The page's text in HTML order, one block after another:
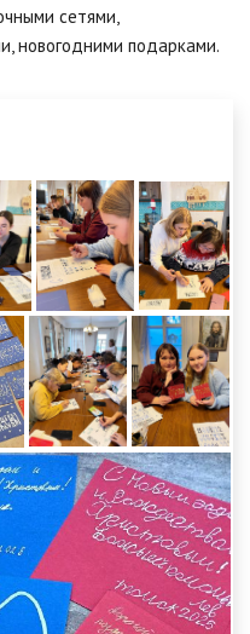
сетями,
новогодними подарками.